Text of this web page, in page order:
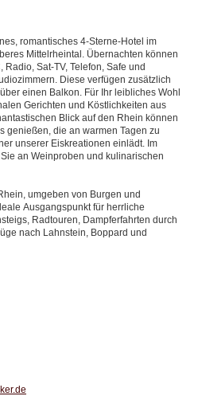
romantisches 4-Sterne-Hotel im
Mittelrheintal. Übernachten können
Sat-TV, Telefon, Safe und
Diese verfügen zusätzlich
einen Balkon. Für Ihr leibliches Wohl
Gerichten und Köstlichkeiten aus
Blick auf den Rhein können
genießen, die an warmen Tagen zu
unserer Eiskreationen einlädt. Im
an Weinproben und kulinarischen
umgeben von Burgen und
Ausgangspunkt für herrliche
Radtouren, Dampferfahrten durch
nach Lahnstein, Boppard und